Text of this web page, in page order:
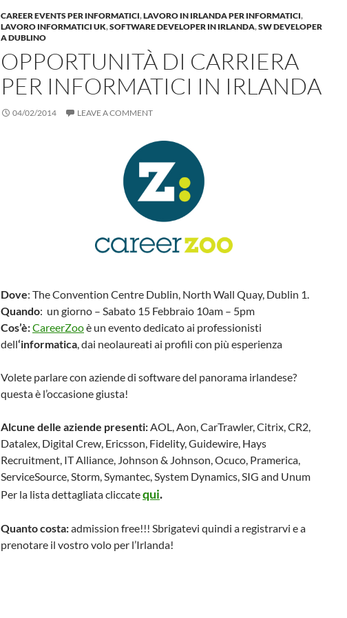
CAREER EVENTS PER INFORMATICI,LAVORO IN IRLANDA PER INFORMATICI,
LAVORO INFORMATICI UK,SOFTWARE DEVELOPER IN IRLANDA,SW DEVELOPER
A DUBLINO
OPPORTUNITÀ DI CARRIERA
PER INFORMATICI IN IRLANDA
04/02/2014 LEAVE A COMMENT
Dove: The Convention Centre Dublin, North Wall Quay, Dublin 1.
Quando: un giorno – Sabato 15 Febbraio 10am – 5pm
Cos’è:CareerZooè un evento dedicato ai professionisti
dell‘informatica , dai neolaureati ai profili con più esperienza
Volete parlare con aziende di software del panorama irlandese?
questa è l’occasione giusta!
Alcune delle aziende presenti: AOL, Aon, CarTrawler, Citrix, CR2,
Datalex, Digital Crew, Ericsson, Fidelity, Guidewire, Hays
Recruitment, IT Alliance, Johnson & Johnson, Ocuco, Pramerica,
ServiceSource, Storm, Symantec, System Dynamics, SIG and Unum
Per la lista dettagliata cliccatequi.
Quanto costa:admission free!!! Sbrigatevi quindi a registrarvi e a
prenotare il vostro volo per l’Irlanda!